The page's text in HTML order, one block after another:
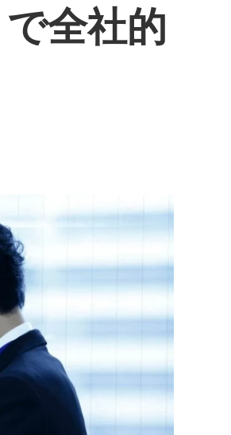
全社的